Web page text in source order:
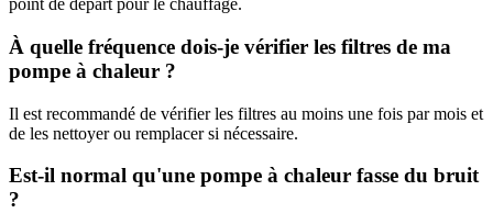
point de départ pour le chauffage.
À quelle fréquence dois-je vérifier les filtres de ma
pompe à chaleur ?
Il est recommandé de vérifier les filtres au moins une fois par mois et
de les nettoyer ou remplacer si nécessaire.
Est-il normal qu'une pompe à chaleur fasse du bruit
?